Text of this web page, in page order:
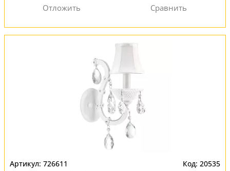
726611 20535